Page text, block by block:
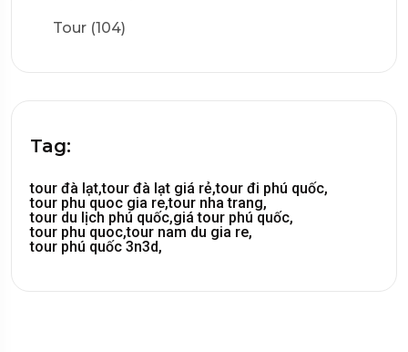
Tour (104)
Tag:
tour đà lạt,tour đà lạt giá rẻ,tour đi phú quốc,
tour phu quoc gia re,tour nha trang,
tour du lịch phú quốc,giá tour phú quốc,
tour phu quoc,tour nam du gia re,
tour phú quốc 3n3d,